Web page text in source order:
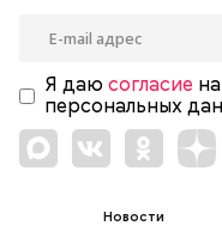
Я даю согласие
персональных
Новости